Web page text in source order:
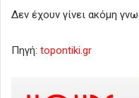
Δεν έχουν γίνει ακόμη
Πηγή: topontiki.gr